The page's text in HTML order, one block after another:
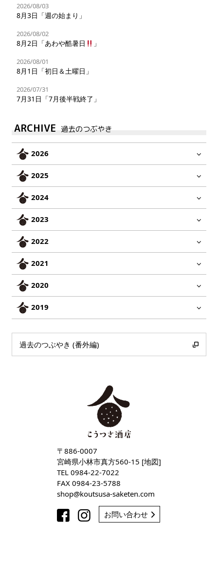
2026/08/03
8月3日「週の始まり」
2026/08/02
8月2日「あわや酷暑日 」
2026/08/01
8月1日「初日＆土曜日」
2026/07/31
7月31日「7月後半戦終了」
ARCHIVE 過去のつぶやき
2026
2025
2024
2023
2022
2021
2020
2019
過去のつぶやき (番外編)
〒886-0007
宮崎県小林市真方560-15 [地図]
TEL 0984-22-7022
FAX 0984-23-5788
shop
koutsusa-saketen com
お問い合わせ